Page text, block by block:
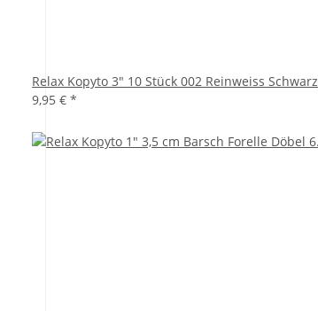
Relax Kopyto 3" 10 Stück 002 Reinweiss Schwarz
9,95 €*